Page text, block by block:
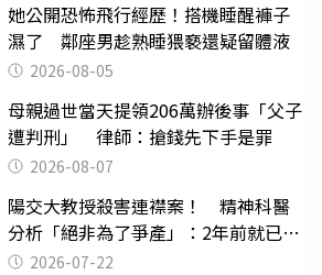
她公開恐怖飛行經歷！搭機睡醒褲子
濕了 鄰座男趁熟睡猥褻還疑留體液
2026-08-05
母親過世當天提領206萬辦後事「父子
遭判刑」 律師：搶錢先下手是罪
2026-08-07
陽交大教授殺害連襟案！ 精神科醫
分析「絕非為了爭產」：2年前就已言
行詭異
2026-07-22